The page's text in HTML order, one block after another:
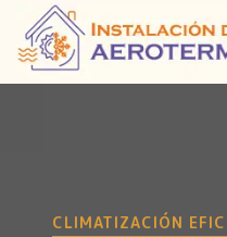
CLIMATIZACIÓN